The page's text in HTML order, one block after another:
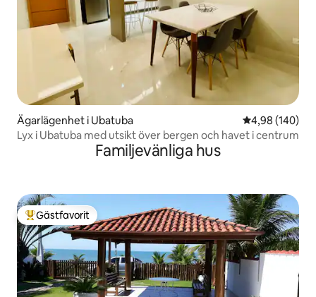
Ägarlägenhet i Ubatuba 4,98 av 5 i
4,98 (140)
Lyx i Ubatuba med utsikt över bergen och havet i centrum
Familjevänliga hus
Populär gästfavorit
Gästfavorit